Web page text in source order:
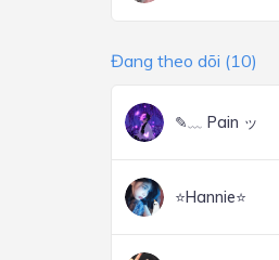
Đang theo dõi (10)
✎﹏ Pain ッ
⭐Hannie⭐